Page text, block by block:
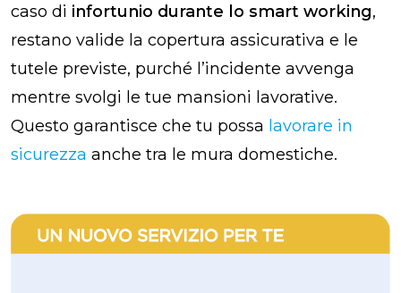
caso di infortunio durante lo smart working,
restano valide la copertura assicurativa e le
tutele previste, purché l’incidente avvenga
mentre svolgi le tue mansioni lavorative.
Questo garantisce che tu possa lavorare in
sicurezza anche tra le mura domestiche.